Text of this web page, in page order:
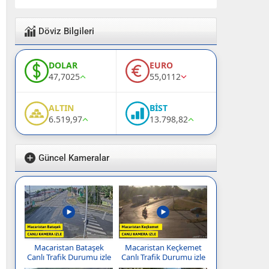
Döviz Bilgileri
DOLAR
47,7025
EURO
55,0112
ALTIN
6.519,97
BİST
13.798,82
Güncel Kameralar
Macaristan Bataşek
Canlı Trafik Durumu izle
Macaristan Keçkemet
Canlı Trafik Durumu izle